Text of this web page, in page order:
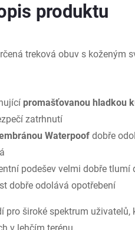
produktu
treková obuv s koženým
promašťovanou hladkou
zatrhnutí
Waterpoof dobře
podešev velmi dobře tlumí
dobře odolává opotřebení
pro široké spektrum uživatelů,